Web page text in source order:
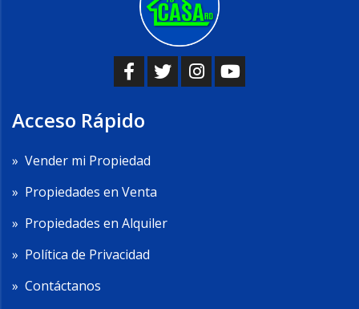
Acceso Rápido
» Vender mi Propiedad
» Propiedades en Venta
» Propiedades en Alquiler
» Política de Privacidad
» Contáctanos